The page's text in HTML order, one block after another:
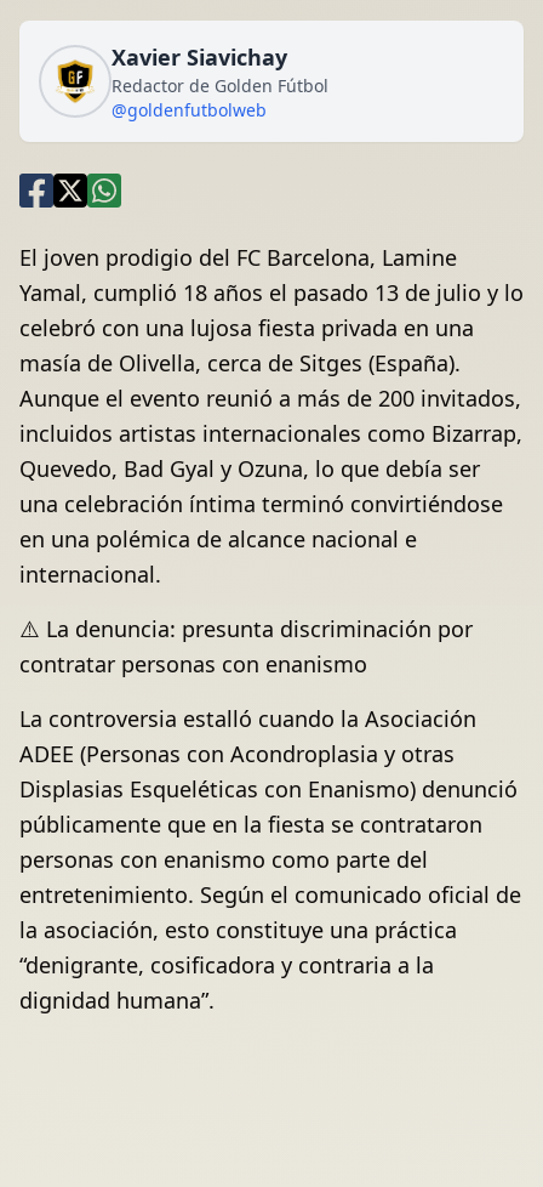
Xavier Siavichay
Redactor de Golden Fútbol
@goldenfutbolweb
El joven prodigio del FC Barcelona, Lamine
Yamal, cumplió 18 años el pasado 13 de julio y lo
celebró con una lujosa fiesta privada en una
masía de Olivella, cerca de Sitges (España).
Aunque el evento reunió a más de 200 invitados,
incluidos artistas internacionales como Bizarrap,
Quevedo, Bad Gyal y Ozuna, lo que debía ser
una celebración íntima terminó convirtiéndose
en una polémica de alcance nacional e
internacional.
⚠️ La denuncia: presunta discriminación por
contratar personas con enanismo
La controversia estalló cuando la Asociación
ADEE (Personas con Acondroplasia y otras
Displasias Esqueléticas con Enanismo) denunció
públicamente que en la fiesta se contrataron
personas con enanismo como parte del
entretenimiento. Según el comunicado oficial de
la asociación, esto constituye una práctica
“denigrante, cosificadora y contraria a la
dignidad humana”.